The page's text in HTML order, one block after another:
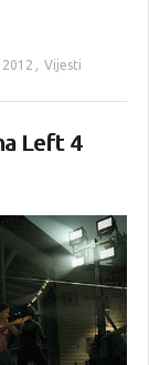
2012 , Vijesti
Left 4